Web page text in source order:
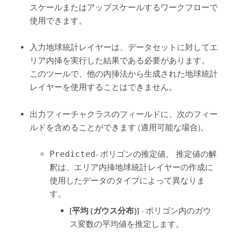
スケールまたはアップスケールするワークフローで
使用できます。
入力地球統計レイヤーは、データセットに対してエ
リア内挿を実行した結果である必要があります。
このツールで、他の内挿法から生成された地球統計
レイヤーを使用することはできません。
出力フィーチャクラスのフィールドに、次のフィー
ルドを含めることができます (適用可能な場合)。
Predicted- ポリゴンの推定値。 推定値の解
釈は、エリア内挿地球統計レイヤーの作成に
使用したデータのタイプによって異なりま
す。
[平均 (ガウス分布)]- ポリゴン内のガウ
ス変数の平均値を推定します。